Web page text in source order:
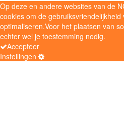
Op deze en andere websites van de
cookies om de
optimaliseren.Voor het plaatsen van
echter wel je toestemming nodig.
Accepteer
Instellingen